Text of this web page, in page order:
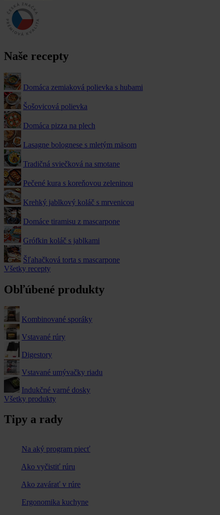
Naše recepty
Domáca zemiaková polievka s hubami
Šošovicová polievka
Domáca pizza na plech
Lasagne bolognese s mletým mäsom
Tradičná sviečková na smotane
Pečené kura s koreňovou zeleninou
Krehký jablkový koláč s mrvenicou
Domáce tiramisu z mascarpone
Grófkin koláč s jablkami
Šľahačková torta s mascarpone
Všetky recepty
Obľúbené produkty
Kombinované sporáky
Vstavané rúry
Digestory
Vstavané umývačky riadu
Indukčné varné dosky
Všetky produkty
Tipy a rady
Na aký program piecť
Ako vyčistiť rúru
Ako zavárať v rúre
Ergonomika kuchyne